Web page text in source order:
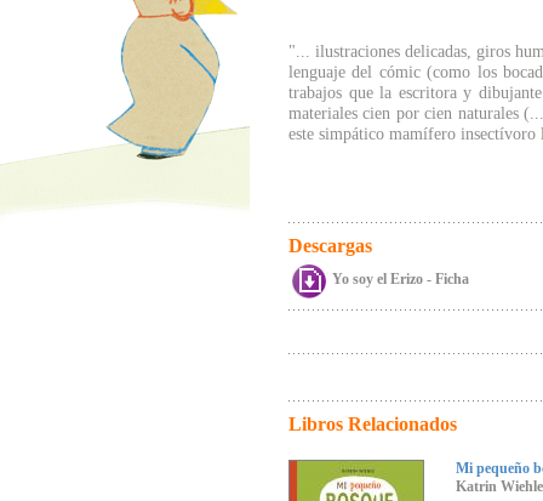
"... ilustraciones delicadas, giros
lenguaje del cómic (como los
trabajos que la escritora y
materiales cien por cien naturales
este simpático mamífero
Descargas
Yo soy el Erizo - Ficha
Libros Relacionados
Mi pequeño
Katrin Wiehle